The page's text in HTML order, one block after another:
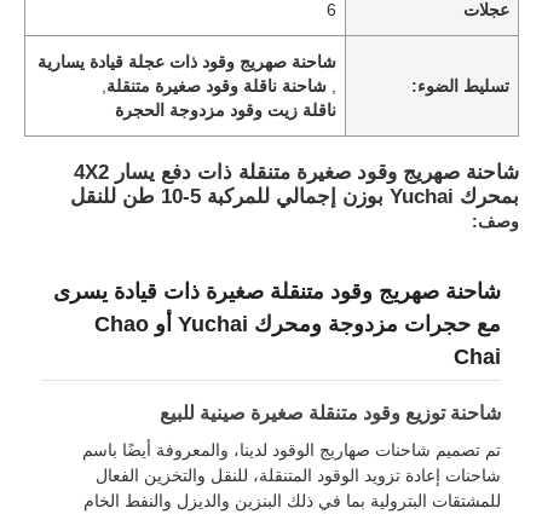
اتصل بنا
أخبار
جميع القضايا
طلب اقتباس
عجلات 6
تسليط الضوء:
شاحنة صهريج وقود ذات عجلة قيادة يسارية
,شاحنة ناقلة وقود صغيرة متنقلة
ناقلة زيت وقود مزدوجة الحجرة
شاحنة صهريج وقود صغيرة متنقلة ذات دفع يسار 4X2
بمحرك Yuchai بوزن إجمالي للمركبة 5-10 طن للنقل
وصف:
شاحنة صهريج وقود متنقلة صغيرة ذات قيادة يسرى
مع حجرات مزدوجة ومحرك Yuchai أو Chao
Chai
شاحنة توزيع وقود متنقلة صغيرة صينية للبيع
تم تصميم شاحنات صهاريج الوقود لدينا، والمعروفة أيضًا باسم
شاحنات إعادة تزويد الوقود المتنقلة، للنقل والتخزين الفعال
للمشتقات البترولية بما في ذلك البنزين والديزل والنفط الخام